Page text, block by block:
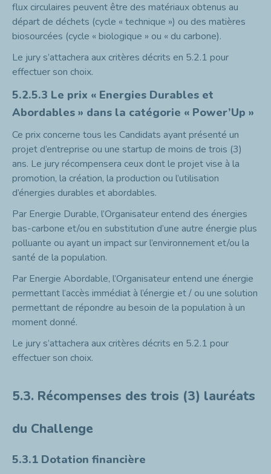
flux circulaires peuvent être des matériaux obtenus au
départ de déchets (cycle « technique ») ou des matières
biosourcées (cycle « biologique » ou « du carbone).
Le jury s’attachera aux critères décrits en 5.2.1 pour
effectuer son choix.
5.2.5.3 Le prix « Energies Durables et
Abordables » dans la catégorie « Power’Up »
Ce prix concerne tous les Candidats ayant présenté un
projet d’entreprise ou une startup de moins de trois (3)
ans. Le jury récompensera ceux dont le projet vise à la
promotion, la création, la production ou l’utilisation
d’énergies durables et abordables.
Par Energie Durable, l’Organisateur entend des énergies
bas-carbone et/ou en substitution d’une autre énergie plus
polluante ou ayant un impact sur l’environnement et/ou la
santé de la population.
Par Energie Abordable, l’Organisateur entend une énergie
permettant l’accès immédiat à l’énergie et / ou une solution
permettant de répondre au besoin de la population à un
moment donné.
Le jury s’attachera aux critères décrits en 5.2.1 pour
effectuer son choix.
5.3. Récompenses des trois (3) lauréats
du Challenge
5.3.1 Dotation financière